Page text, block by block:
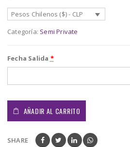
Pesos Chilenos ($) - CLP
Categoría: Semi Private
Fecha Salida *
AÑADIR AL CARRITO
SHARE